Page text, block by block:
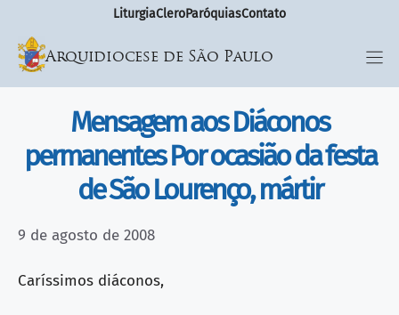
LiturgiaCleroParóquiasContato
Arquidiocese de São Paulo
Mensagem aos Diáconos
permanentes Por ocasião da festa
de São Lourenço, mártir
9 de agosto de 2008
Caríssimos diáconos,